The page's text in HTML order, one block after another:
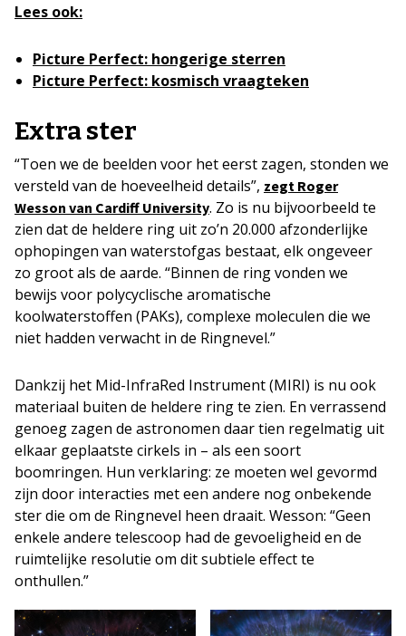
Lees ook:
Picture Perfect: hongerige sterren
Picture Perfect: kosmisch vraagteken
Extra ster
“Toen we de beelden voor het eerst zagen, stonden we
versteld van de hoeveelheid details”, zegt Roger
Wesson van Cardiff University. Zo is nu bijvoorbeeld te
zien dat de heldere ring uit zo’n 20.000 afzonderlijke
ophopingen van waterstofgas bestaat, elk ongeveer
zo groot als de aarde. “Binnen de ring vonden we
bewijs voor polycyclische aromatische
koolwaterstoffen (PAKs), complexe moleculen die we
niet hadden verwacht in de Ringnevel.”
Dankzij het Mid-InfraRed Instrument (MIRI) is nu ook
materiaal buiten de heldere ring te zien. En verrassend
genoeg zagen de astronomen daar tien regelmatig uit
elkaar geplaatste cirkels in – als een soort
boomringen. Hun verklaring: ze moeten wel gevormd
zijn door interacties met een andere nog onbekende
ster die om de Ringnevel heen draait. Wesson: “Geen
enkele andere telescoop had de gevoeligheid en de
ruimtelijke resolutie om dit subtiele effect te
onthullen.”